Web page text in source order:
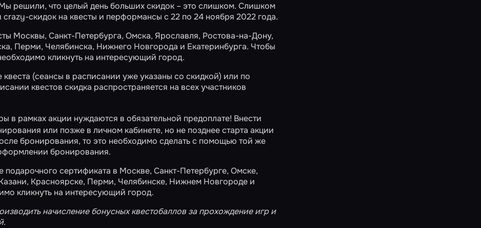
решили, что целый день больших скидок – это слишком. Слишком
crazy-скидок на квесты и перформансы с 22 по 24 ноября 2022 года.
Москвы, Санкт-Петербурга, Омска, Ярославля, Ростова-на-Дону,
, Перми, Челябинска, Нижнего Новгорода и Екатеринбурга. Чтобы
кликнуть на интересующий город.
(сеансы в расписании уже указаны со скидкой) или по
квестов скидка распространяется на всех участников
в рамках акции нуждаются в обязательной предоплате! Внести
или позже в личном кабинете, но не позднее старта акции
бронирования, то это необходимо сделать с помощью той же
бронирования.
подарочного сертификата в Москве, Санкт-Петербурге, Омске,
, Красноярске, Перми, Челябинске, Нижнем Новгороде и
кликнуть на интересующий город.
начислениебонусных квестобаллов за прохождение игр и